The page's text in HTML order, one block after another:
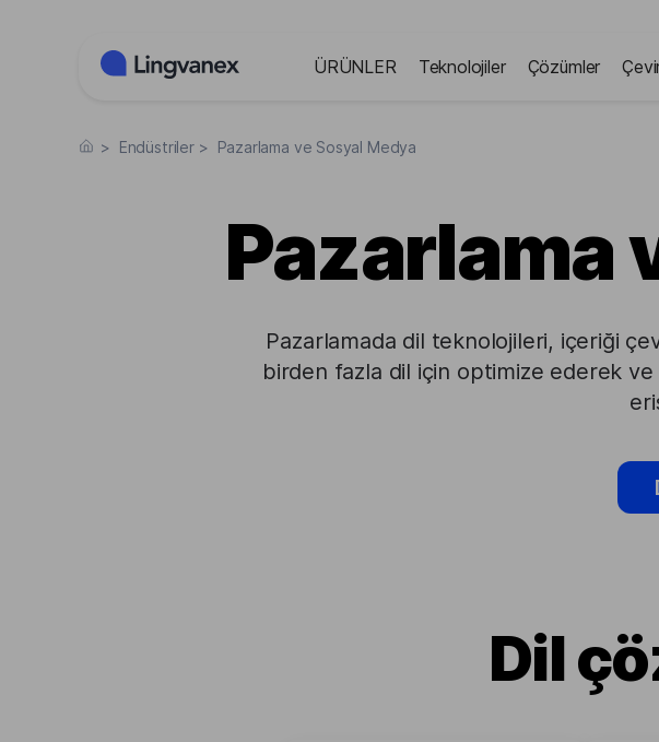
ÜRÜNLER Teknolojiler Çözümler
> Endüstriler > Pazarlama ve Sosyal Medya
Pazarlama
Pazarlamada dil teknolojileri, içeriği
birden fazla dil için optimize ederek ve
Dil